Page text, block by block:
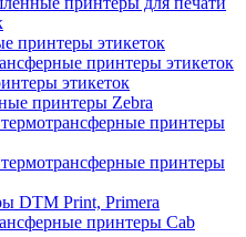
принтеры этикеток
принтеры этикеток
этикеток
принтеры Zebra
принтеры
принтеры
DTM Print, Primera
принтеры Cab